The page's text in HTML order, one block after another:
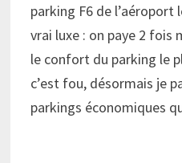
parking F6 de l’aéroport
vrai luxe : on paye 2 fois
le confort du parking le
c’est fou, désormais je
parkings économiques